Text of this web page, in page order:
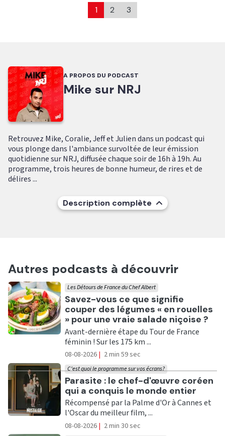
1 2 3
A PROPOS DU PODCAST
Mike sur NRJ
Retrouvez Mike, Coralie, Jeff et Julien dans un podcast qui
vous plonge dans l'ambiance survoltée de leur émission
quotidienne sur NRJ, diffusée chaque soir de 16h à 19h. Au
programme, trois heures de bonne humeur, de rires et de
délires ...
Description complète
Autres podcasts à découvrir
Ecouter
Savez-vous ce que signifie
couper des légumes « en rouelles
» pour une vraie salade niçoise ?
Les Détours de France du Chef Albert
Avant-dernière étape du Tour de France
féminin ! Sur les 175 km ...
08-08-2026 | 2 min 59 sec
Ecouter
Parasite : le chef-d'œuvre coréen
qui a conquis le monde entier
C'est quoi le programme sur vos écrans?
Récompensé par la Palme d'Or à Cannes et
l'Oscar du meilleur film, ...
08-08-2026 | 2 min 30 sec